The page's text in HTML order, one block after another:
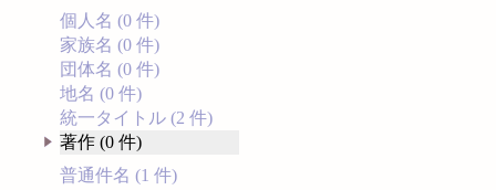
個人名 (0 件)
家族名 (0 件)
団体名 (0 件)
地名 (0 件)
統一タイトル (2 件)
著作 (0 件)
普通件名 (1 件)